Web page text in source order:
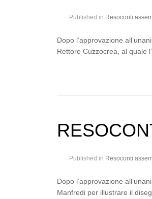
Published in Resoconti
Dopo l’approvazione
Rettore Cuzzocrea, al quale
Published in Resoconti
Dopo l’approvazione
Manfredi per illustrare il